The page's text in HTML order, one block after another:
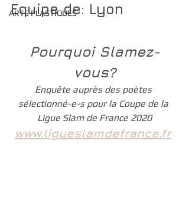
ARTS PLASTIQUES
Equipe de: Lyon
Pourquoi Slamez-
vous?
Enquête auprès des poètes
sélectionné-e-s pour la Coupe de la
Ligue Slam de France 2020
www.ligueslamdefrance.fr